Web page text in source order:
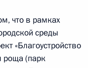
что в рамках
среды
«Благоустройство
роща (парк